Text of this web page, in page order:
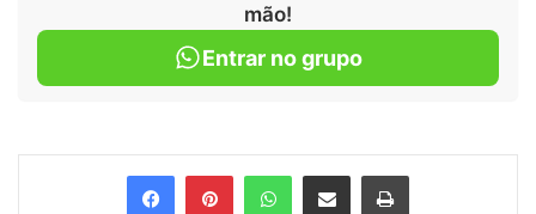
mão!
Entrar no grupo
FacebookPinterestWhatsApp
Compartilhar via e-mail Imprimir